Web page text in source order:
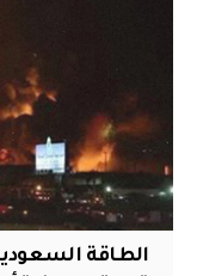
‏الطاقة